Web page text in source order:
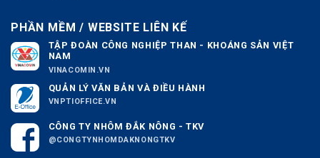
PHẦN MỀM / WEBSITE LIÊN KẾ
TẬP ĐOÀN CÔNG NGHIỆP THAN - KHOÁNG SẢN VIỆT
NAM
VINACOMIN.VN
QUẢN LÝ VĂN BẢN VÀ ĐIỀU HÀNH
VNPTIOFFICE.VN
CÔNG TY NHÔM ĐẮK NÔNG - TKV
@CONGTYNHOMDAKNONGTKV